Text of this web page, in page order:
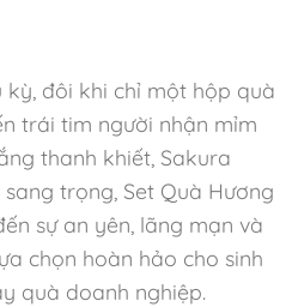
đôi khi chỉ một hộp quà
trái tim người nhận mỉm
thanh khiết, Sakura
trọng, Set Quà Hương
sự an yên, lãng mạn và
chọn hoàn hảo cho sinh
quà doanh nghiệp.